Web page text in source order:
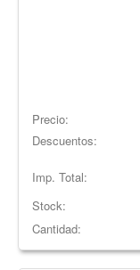
Precio:
Descuentos:
Imp. Total:
Stock:
Cantidad: